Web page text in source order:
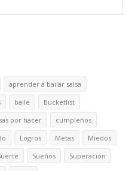
aprender a bailar salsa
baile
Bucketlist
por hacer
cumpleños
Logros Metas
Miedos
Sueños
Superación